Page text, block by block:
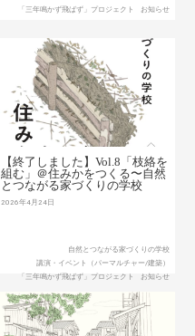
「三年鳴かず飛ばず」プロジェクト お知らせ
【終了しました】Vol.8「枝絡を
組む」＠住みかをつくる〜自然
とつながる家づくりの学校
2026年4月24日
自然とつながる家づくりの学校
講演・イベント（パーマルチャー/建築）
「三年鳴かず飛ばず」プロジェクト
お知らせ